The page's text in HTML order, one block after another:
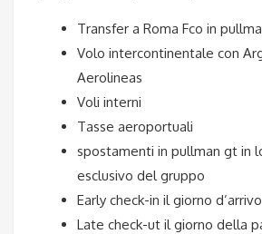
Transfer a Roma Fco in
Volo intercontinentale con
Aerolineas
Voli interni
Tasse aeroportuali
spostamenti in pullman gt in
esclusivo del gruppo
Early check-in il giorno d’arrivo
Late check-ut il giorno della